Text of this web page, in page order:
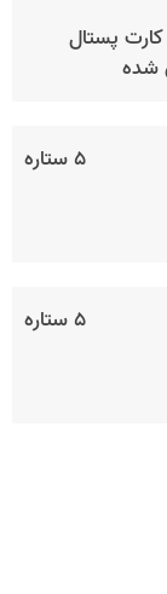
پستال
شده
۵ ستاره
۵ ستاره